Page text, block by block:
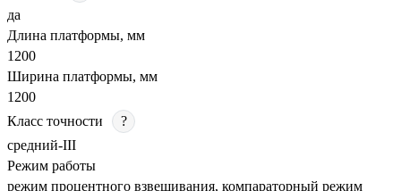
да
Длина платформы, мм
1200
Ширина платформы, мм
1200
Класс точности
?
средний-III
Режим работы
режим процентного взвешивания, компараторный режим